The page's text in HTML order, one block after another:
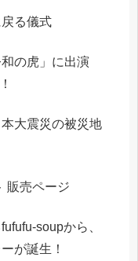
る儀式
和の虎」に出演
大震災の被災地
販売ページ
soupから、
が誕生！